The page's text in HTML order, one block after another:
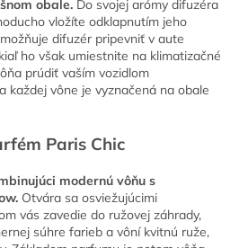
obale. Do svojej arómy difuzéra
vložíte odklapnutím jeho
difuzér pripevniť v aute
ho však umiestnite na klimatizačné
prúdiť vaším vozidlom
každej vône je vyznačená na obale
Paris Chic
modernú vôňu s
Otvára sa osviežujúcimi
vás zavedie do ružovej záhrady,
súhre farieb a vôní kvitnú ruže,